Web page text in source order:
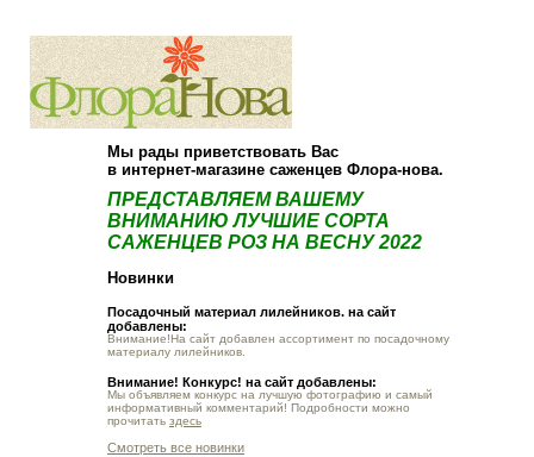
Мы рады приветствовать Вас
в интернет-магазине саженцев Флора-нова.
ПРЕДСТАВЛЯЕМ ВАШЕМУ
ВНИМАНИЮ ЛУЧШИЕ СОРТА
САЖЕНЦЕВ РОЗ НА ВЕСНУ 2022
Новинки
Посадочный материал лилейников. на сайт
добавлены:
Внимание!На сайт добавлен ассортимент по посадочному
материалу лилейников.
Внимание! Конкурс! на сайт добавлены:
Мы объявляем конкурс на лучшую фотографию и самый
информативный комментарий! Подробности можно
прочитать здесь
Смотреть все новинки